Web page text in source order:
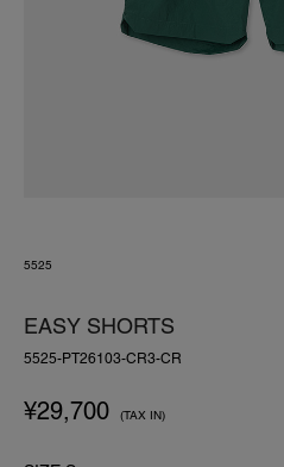
5525
EASY SHORTS
5525-PT26103-CR3-CR
¥29,700 (TAX IN)